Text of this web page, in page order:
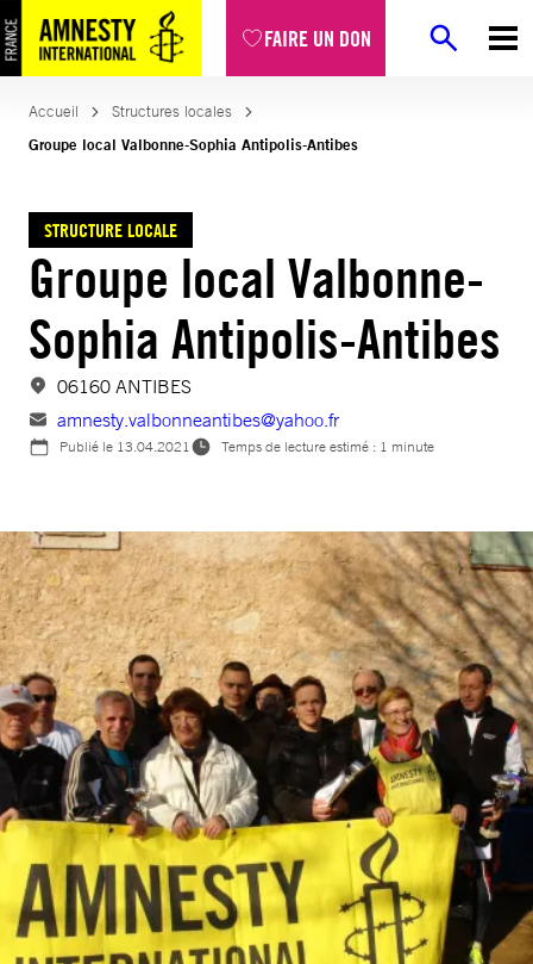
FAIRE UN DON
Aller
au
contenu
Accueil
Structures locales
Groupe local Valbonne-Sophia Antipolis-Antibes
STRUCTURE LOCALE
Groupe local Valbonne-
Sophia Antipolis-Antibes
06160 ANTIBES
amnesty.valbonneantibes@yahoo.fr
Publié le 13.04.2021 Temps de lecture estimé : 1 minute